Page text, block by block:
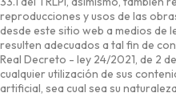
reproducciones y usos de las
desde este sitio web a medios de
resulten adecuados a tal fin de
Real Decreto - ley 24/2021, de 2
cualquier utilización de sus
artificial, sea cual sea su